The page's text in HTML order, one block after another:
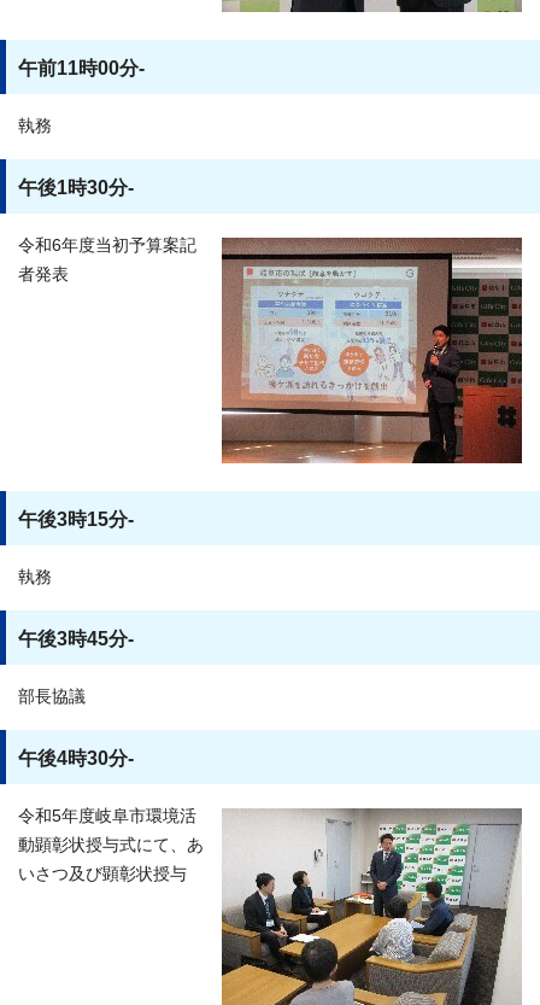
午前11時00分-
執務
午後1時30分-
令和6年度当初予算案記
者発表
午後3時15分-
執務
午後3時45分-
部長協議
午後4時30分-
令和5年度岐阜市環境活
動顕彰状授与式にて、あ
いさつ及び顕彰状授与